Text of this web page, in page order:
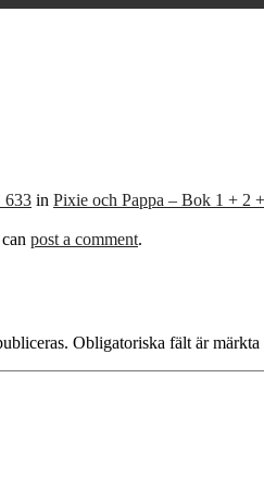
633 in Pixie och Pappa – Bok 1 + 2
post a comment.
Obligatoriska fält är märkta